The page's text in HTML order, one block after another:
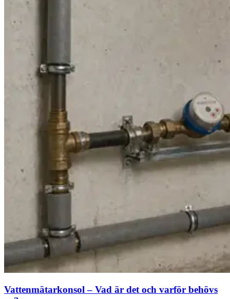
Vattenmätarkonsol – Vad är det och varför behövs